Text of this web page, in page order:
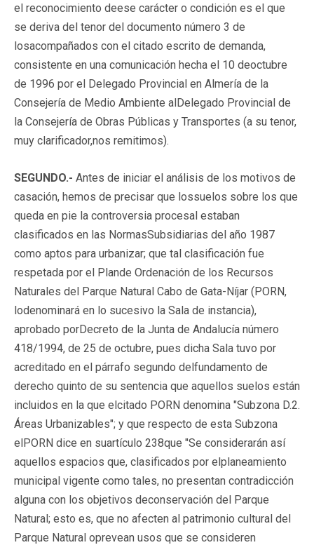
el reconocimiento deese carácter o condición es el que
se deriva del tenor del documento número 3 de
losacompañados con el citado escrito de demanda,
consistente en una comunicación hecha el 10 deoctubre
de 1996 por el Delegado Provincial en Almería de la
Consejería de Medio Ambiente alDelegado Provincial de
la Consejería de Obras Públicas y Transportes (a su tenor,
muy clarificador,nos remitimos).
SEGUNDO.- Antes de iniciar el análisis de los motivos de
casación, hemos de precisar que lossuelos sobre los que
queda en pie la controversia procesal estaban
clasificados en las NormasSubsidiarias del año 1987
como aptos para urbanizar; que tal clasificación fue
respetada por el Plande Ordenación de los Recursos
Naturales del Parque Natural Cabo de Gata-Níjar (PORN,
lodenominará en lo sucesivo la Sala de instancia),
aprobado porDecreto de la Junta de Andalucía número
418/1994, de 25 de octubre, pues dicha Sala tuvo por
acreditado en el párrafo segundo delfundamento de
derecho quinto de su sentencia que aquellos suelos están
incluidos en la que elcitado PORN denomina "Subzona D.2.
Áreas Urbanizables"; y que respecto de esta Subzona
elPORN dice en suartículo 238que "Se considerarán así
aquellos espacios que, clasificados por elplaneamiento
municipal vigente como tales, no presentan contradicción
alguna con los objetivos deconservación del Parque
Natural; esto es, que no afecten al patrimonio cultural del
Parque Natural oprevean usos que se consideren